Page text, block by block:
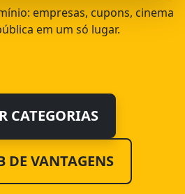
empresas, cupons, cinema
em um só lugar.
CATEGORIAS
DE VANTAGENS